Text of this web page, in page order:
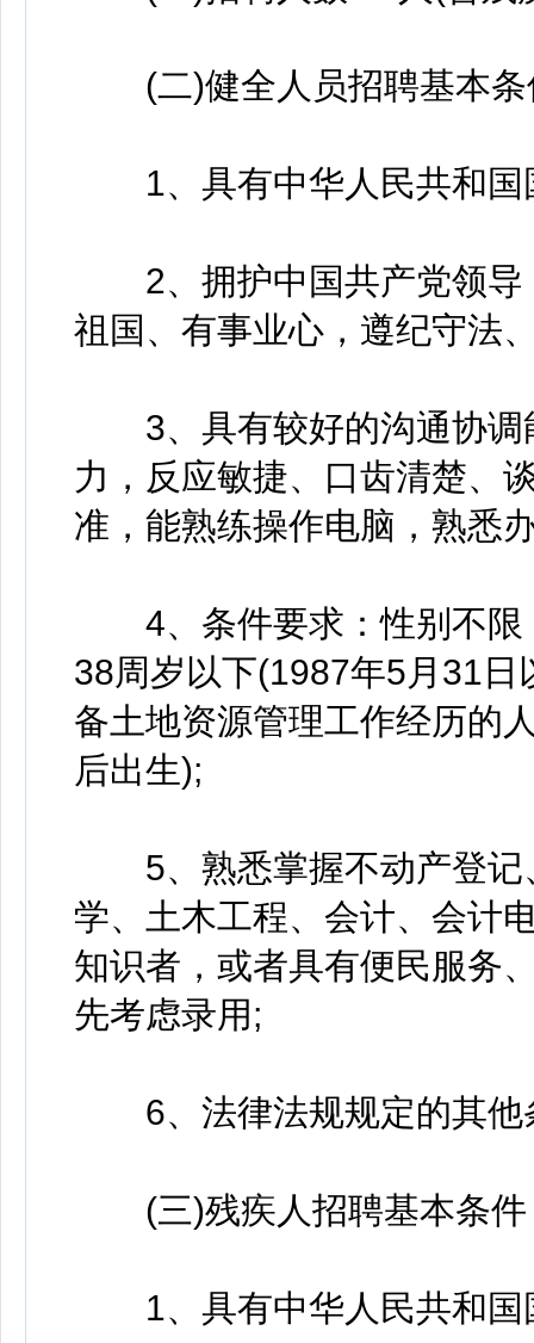
(二)健全人员招聘基本条
1、具有中华人民共和国
2、拥护中国共产党领导
祖国、有事业心，遵纪守法
3、具有较好的沟通协调
力，反应敏捷、口齿清楚、
准，能熟练操作电脑，熟悉
4、条件要求：性别不限
38周岁以下(1987年5月31
备土地资源管理工作经历的
后出生);
5、熟悉掌握不动产登记
学、土木工程、会计、会计
知识者，或者具有便民服务
先考虑录用;
6、法律法规规定的其他
(三)残疾人招聘基本条件
1、具有中华人民共和国